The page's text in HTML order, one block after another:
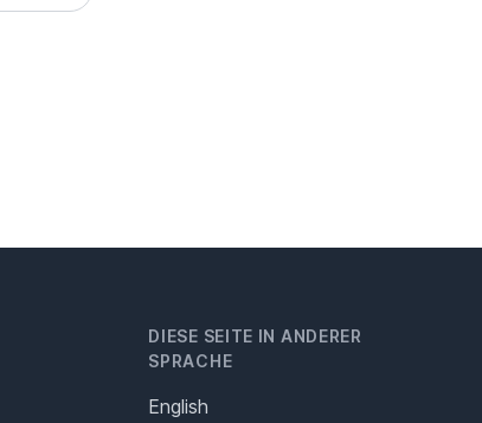
DIESE SEITE IN ANDERER
SPRACHE
English